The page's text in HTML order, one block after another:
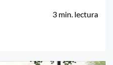
3 min. lectura